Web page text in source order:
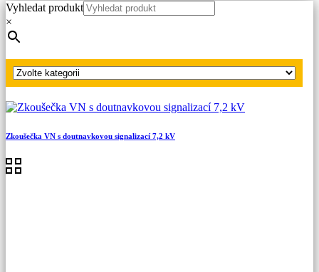
Hlavní strana
Vyhledat produkt
×
Zkoušečka VN s doutnavkovou signalizací 7,2 kV